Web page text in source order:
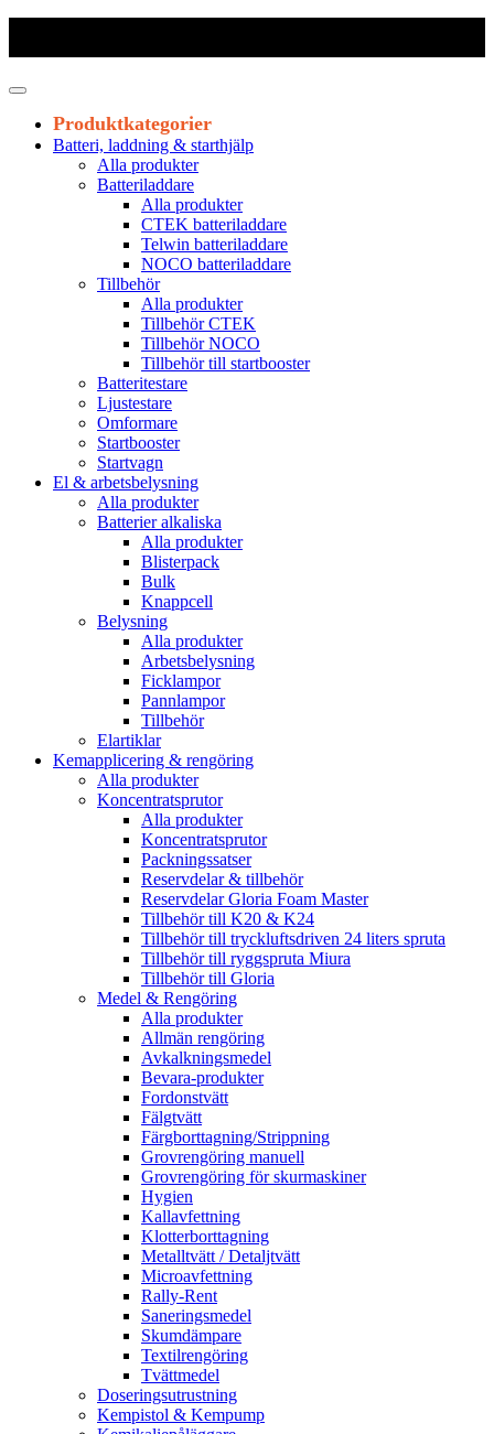
Produktkategorier
Batteri, laddning & starthjälp
Alla produkter
Batteriladdare
Alla produkter
CTEK batteriladdare
Telwin batteriladdare
NOCO batteriladdare
Tillbehör
Alla produkter
Tillbehör CTEK
Tillbehör NOCO
Tillbehör till startbooster
Batteritestare
Ljustestare
Omformare
Startbooster
Startvagn
El & arbetsbelysning
Alla produkter
Batterier alkaliska
Alla produkter
Blisterpack
Bulk
Knappcell
Belysning
Alla produkter
Arbetsbelysning
Ficklampor
Pannlampor
Tillbehör
Elartiklar
Kemapplicering & rengöring
Alla produkter
Koncentratsprutor
Alla produkter
Koncentratsprutor
Packningssatser
Reservdelar & tillbehör
Reservdelar Gloria Foam Master
Tillbehör till K20 & K24
Tillbehör till tryckluftsdriven 24 liters spruta
Tillbehör till ryggspruta Miura
Tillbehör till Gloria
Medel & Rengöring
Alla produkter
Allmän rengöring
Avkalkningsmedel
Bevara-produkter
Fordonstvätt
Fälgtvätt
Färgborttagning/Strippning
Grovrengöring manuell
Grovrengöring för skurmaskiner
Hygien
Kallavfettning
Klotterborttagning
Metalltvätt / Detaljtvätt
Microavfettning
Rally-Rent
Saneringsmedel
Skumdämpare
Textilrengöring
Tvättmedel
Doseringsutrustning
Kempistol & Kempump